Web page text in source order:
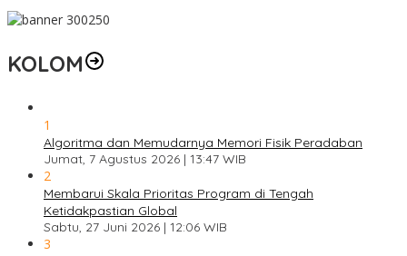
KOLOM
1
Algoritma dan Memudarnya Memori Fisik Peradaban
Jumat, 7 Agustus 2026 | 13:47 WIB
2
Membarui Skala Prioritas Program di Tengah
Ketidakpastian Global
Sabtu, 27 Juni 2026 | 12:06 WIB
3